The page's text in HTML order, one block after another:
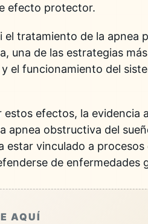
efecto protector.
tratamiento de la apnea
una de las estrategias
el funcionamiento del
efectos, la evidencia
apnea obstructiva del
vinculado a procesos
de enfermedades
AQUÍ